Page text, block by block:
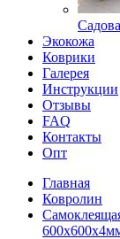
Экокожа
Коврики
Галерея
Инструкции
Отзывы
FAQ
Контакты
Опт
Главная
Ковролин